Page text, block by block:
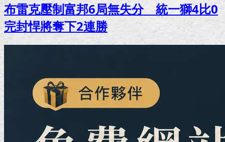
布雷克壓制富邦6局無失分 統一獅4比0
完封悍將奪下2連勝